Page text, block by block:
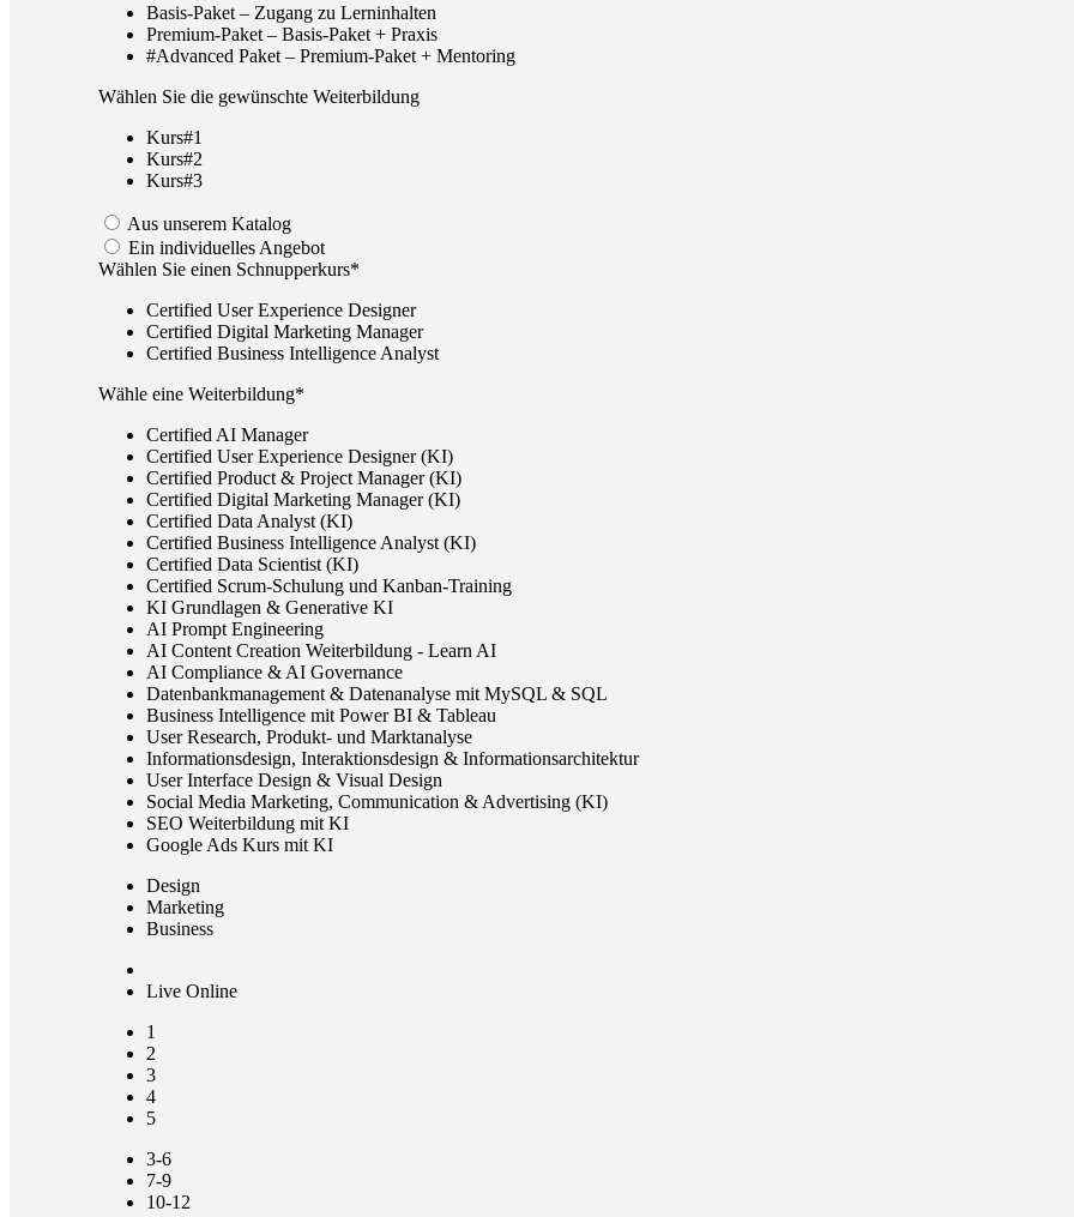
Basis-Paket – Zugang zu Lerninhalten
Premium-Paket – Basis-Paket + Praxis
#Advanced Paket – Premium-Paket + Mentoring
Wählen Sie die gewünschte Weiterbildung
Kurs#1
Kurs#2
Kurs#3
Aus unserem Katalog
Ein individuelles Angebot
Wählen Sie einen Schnupperkurs*
Certified User Experience Designer
Certified Digital Marketing Manager
Certified Business Intelligence Analyst
Wähle eine Weiterbildung*
Certified AI Manager
Certified User Experience Designer (KI)
Certified Product & Project Manager (KI)
Certified Digital Marketing Manager (KI)
Certified Data Analyst (KI)
Certified Business Intelligence Analyst (KI)
Certified Data Scientist (KI)
Certified Scrum-Schulung und Kanban-Training
KI Grundlagen & Generative KI
AI Prompt Engineering
AI Content Creation Weiterbildung - Learn AI
AI Compliance & AI Governance
Datenbankmanagement & Datenanalyse mit MySQL & SQL
Business Intelligence mit Power BI & Tableau
User Research, Produkt- und Marktanalyse
Informationsdesign, Interaktionsdesign & Informationsarchitektur
User Interface Design & Visual Design
Social Media Marketing, Communication & Advertising (KI)
SEO Weiterbildung mit KI
Google Ads Kurs mit KI
Design
Marketing
Business
Live Online
1
2
3
4
5
3-6
7-9
10-12